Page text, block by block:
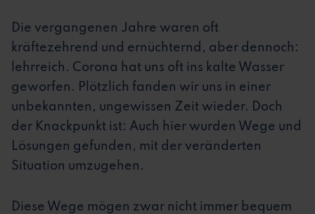
Die vergangenen Jahre waren oft
kräftezehrend und ernüchternd, aber dennoch:
lehrreich. Corona hat uns oft ins kalte Wasser
geworfen. Plötzlich fanden wir uns in einer
unbekannten, ungewissen Zeit wieder. Doch
der Knackpunkt ist: Auch hier wurden Wege und
Lösungen gefunden, mit der veränderten
Situation umzugehen.
Diese Wege mögen zwar nicht immer bequem